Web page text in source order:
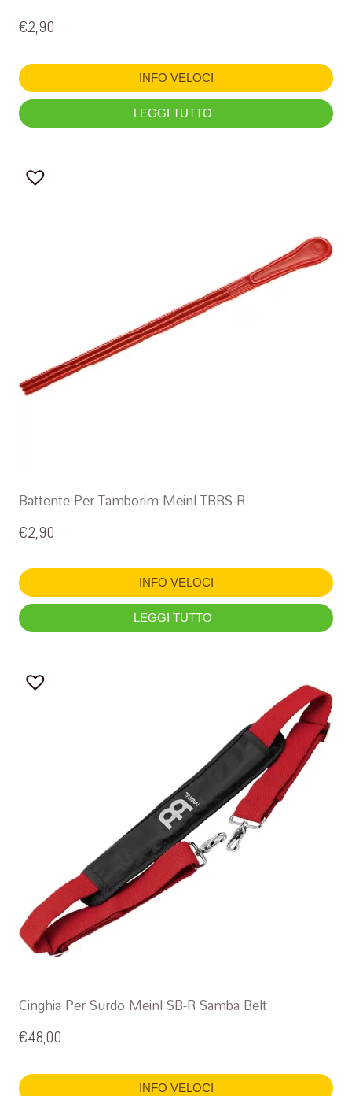
€2,90
INFO VELOCI
LEGGI TUTTO
Battente Per Tamborim Meinl TBRS-R
€2,90
INFO VELOCI
LEGGI TUTTO
Cinghia Per Surdo Meinl SB-R Samba Belt
€48,00
INFO VELOCI